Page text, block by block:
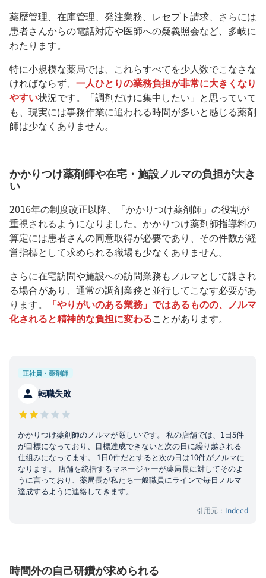
薬歴管理、在庫管理、発注業務、レセプト請求、さらには
患者さんからの電話対応や医師への疑義照会など、多岐に
わたります。
特に小規模な薬局では、これらすべてを少人数でこなさな
ければならず、 一人ひとりの業務負担が非常に大きくなり
やすい状況です。「調剤だけに集中したい」と思っていて
も、現実には事務作業に追われる時間が多いと感じる薬剤
師は少なくありません。
かかりつけ薬剤師や在宅・施設ノルマの負担が大き
い
2016年の制度改正以降、「かかりつけ薬剤師」の役割が
重視されるようになりました。かかりつけ薬剤師指導料の
算定には患者さんの同意取得が必要であり、その件数が経
営指標として求められる職場も少なくありません。
さらに在宅訪問や施設への訪問業務もノルマとして課され
る場合があり、通常の調剤業務と並行してこなす必要があ
ります。
「やりがいのある業務」ではあるものの、ノルマ
化されると精神的な負担に変わることがあります。
正社員・薬剤師
転職失敗
かかりつけ薬剤師のノルマが厳しいです。 私の店舗では、1日5件
が目標になっており、目標達成できないと次の日に繰り越される
仕組みになってます。 1日0件だとすると次の日は10件がノルマに
なります。 店舗を統括するマネージャーが薬局長に対してそのよ
うに言っており、薬局長が私たち一般職員にラインで毎日ノルマ
達成するように連絡してきます。
引用元： Indeed
時間外の自己研鑽が求められる